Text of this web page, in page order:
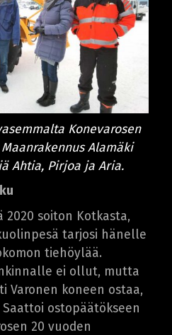
Konevarosen
Alamäki
Ahtia, Pirjoa ja Aria.
2020 soiton Kotkasta,
tarjosi hänelle
tiehöylää.
ei ollut, mutta
Varonen koneen ostaa,
ostopäätökseen
20 vuoden